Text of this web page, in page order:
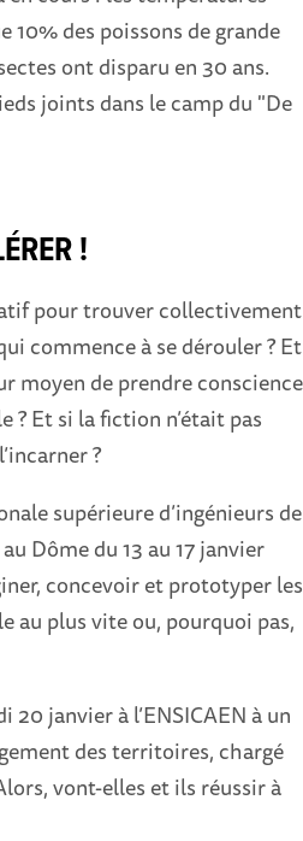
10% des poissons de grande
ont disparu en 30 ans.
joints dans le camp du "De
!
pour trouver collectivement
commence à se dérouler ? Et
moyen de prendre conscience
? Et si la fiction n’était pas
?
supérieure d’ingénieurs de
Dôme du 13 au 17 janvier
concevoir et prototyper les
au plus vite ou, pourquoi pas,
janvier à l’ENSICAEN à un
des territoires, chargé
vont-elles et ils réussir à